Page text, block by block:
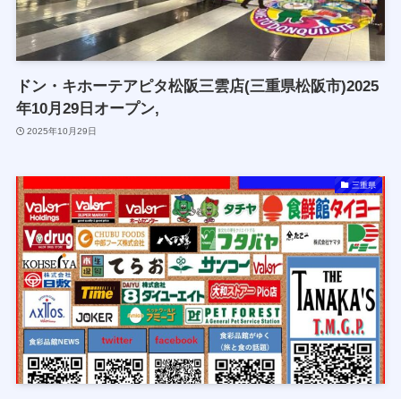
ドン・キホーテアピタ松阪三雲店(三重県松阪市)2025
年10月29日オープン,
2025年10月29日
三重県